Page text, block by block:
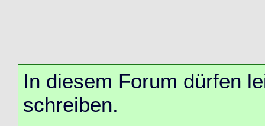
In diesem Forum dürfen
schreiben.